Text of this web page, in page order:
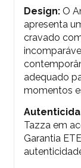
Design: O
apresenta
cravado
adequado
momentos
Tazza em
Garantia